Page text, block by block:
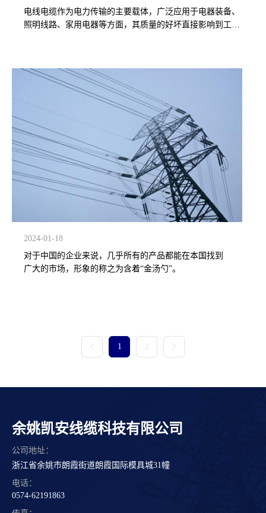
电线电缆作为电力传输的主要载体，广泛应用于电器装备、
照明线路、家用电器等方面，其质量的好坏直接影响到工程
2024-01-18
对于中国的企业来说，几乎所有的产品都能在本国找到
广大的市场，形象的称之为含着“金汤勺”。
1 2
余姚凯安线缆科技有限公司
公司地址：
浙江省余姚市朗霞街道朗霞国际模具城31幢
电话：
0574-62191863